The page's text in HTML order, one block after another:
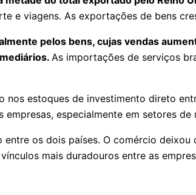
e viagens. As exportações de bens
pelos bens, cujas vendas
As importações de serviços
estoques de investimento direto
especialmente em setores de
os dois países. O comércio
mais duradouros entre as